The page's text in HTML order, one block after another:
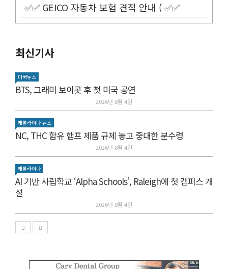
✅✅ GEICO 자동차 보험 견적 안내 ( ✅✅
최신기사
미국뉴스
BTS, 그래미 보이콧 후 첫 미국 공연
2026년 8월 4일
캐롤라이나 뉴스
NC, THC 함유 햄프 제품 규제 놓고 중대한 분수령
2026년 8월 4일
캐롤라이나
AI 기반 사립학교 ‘Alpha Schools’, Raleigh에 첫 캠퍼스 개
설
2026년 8월 4일